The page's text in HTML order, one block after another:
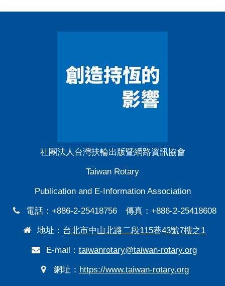
社團法人台灣扶輪出版暨網路資訊協會
Taiwan Rotary
Publication and E-Information Association
電話：+886-2-25418756 傳真：+886-2-25418608
地址： 台北市中山北路二段115巷43號7樓之1
E-mail： taiwanrotary@taiwan-rotary.org
網址： https://www.taiwan-rotary.org